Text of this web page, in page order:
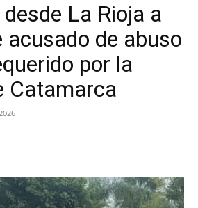
La Rioja a
acusado de abuso
por la
Catamarca